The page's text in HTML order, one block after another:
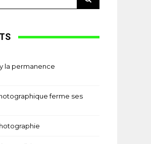
la permanence
ferme ses